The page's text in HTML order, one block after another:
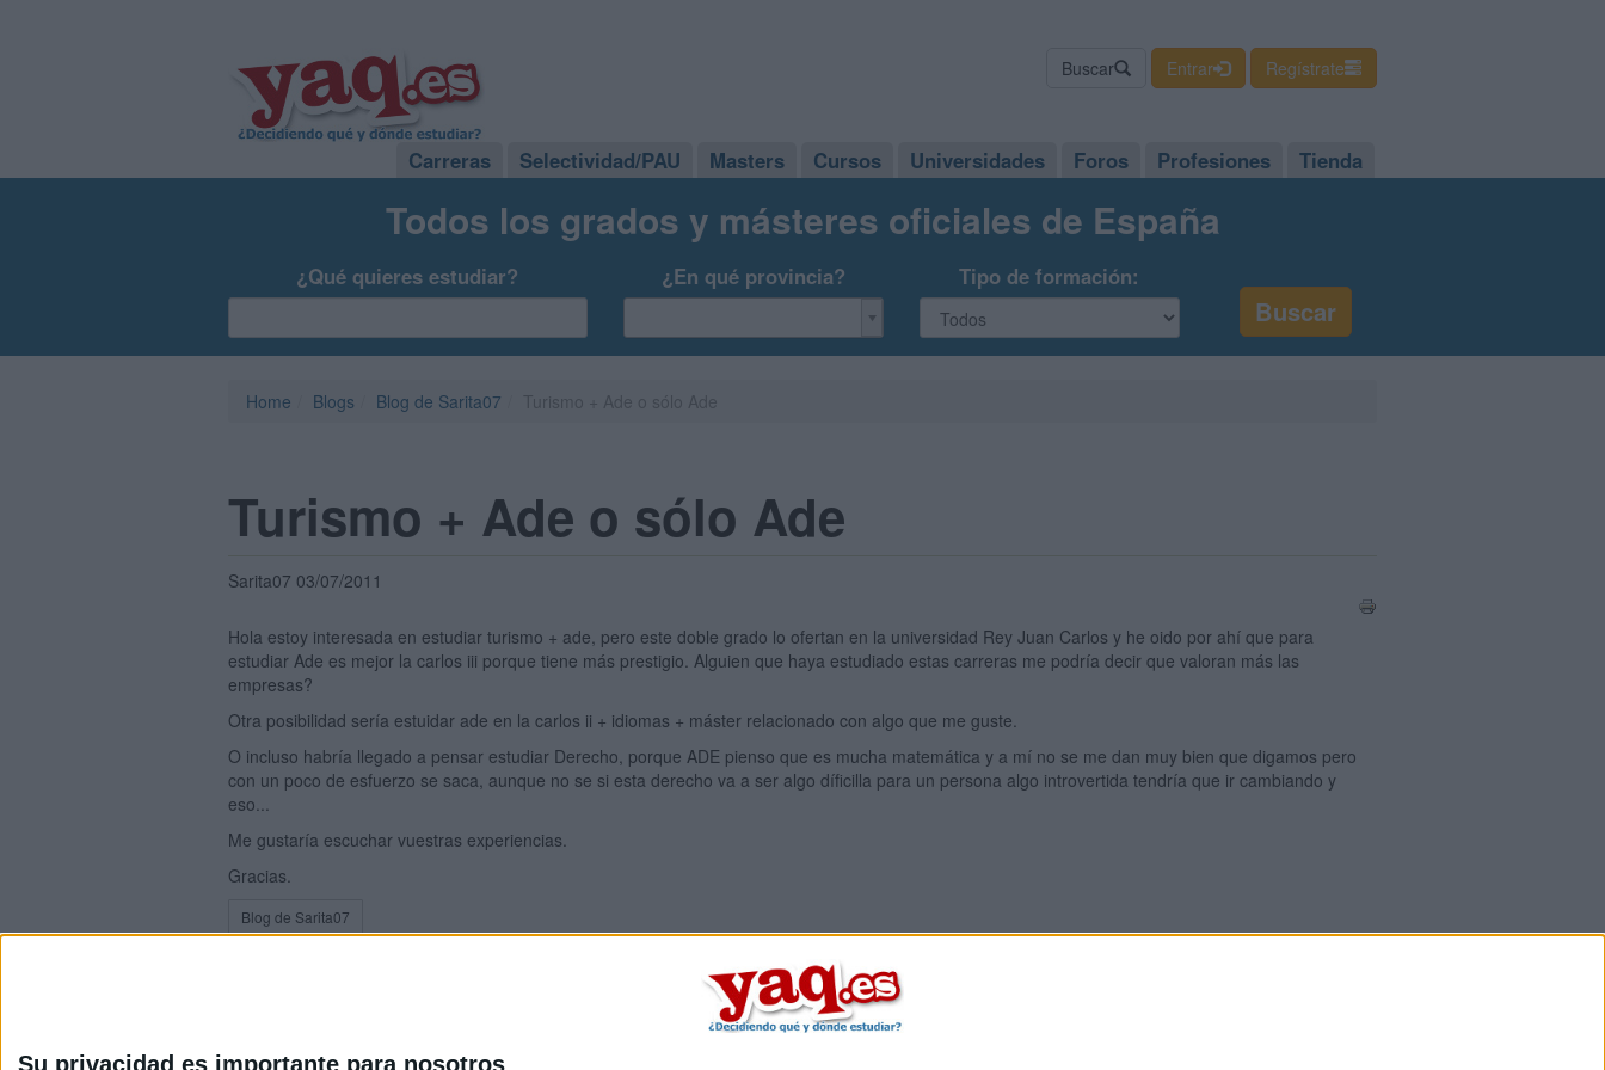
Su privacidad es importante para nosotros
Buscar Entrar Regístrate
Carreras Selectividad/PAU Masters Cursos Universidades Foros Profesiones Tienda
Todos los grados y másteres oficiales de España
¿Qué quieres estudiar? ¿En qué provincia? Tipo de formación:
Home Blogs Blog de Sarita07
Turismo + Ade o sólo Ade
Sarita07 03/07/2011
Hola estoy interesada en estudiar turismo + ade, pero este doble grado lo ofertan en la universidad Rey Juan Carlos y he oido por ahí que para
estudiar Ade es mejor la carlos iii porque tiene más prestigio. Alguien que haya estudiado estas carreras me podría decir que valoran más las
empresas?
Otra posibilidad sería estuidar ade en la carlos ii + idiomas + máster relacionado con algo que me guste.
O incluso habría llegado a pensar estudiar Derecho, porque ADE pienso que es mucha matemática y a mí no se me dan muy bien que digamos pero
con un poco de esfuerzo se saca, aunque no se si esta derecho va a ser algo díficilla para un persona algo introvertida tendría que ir cambiando y
eso...
Me gustaría escuchar vuestras experiencias.
Gracias.
Blog de Sarita07